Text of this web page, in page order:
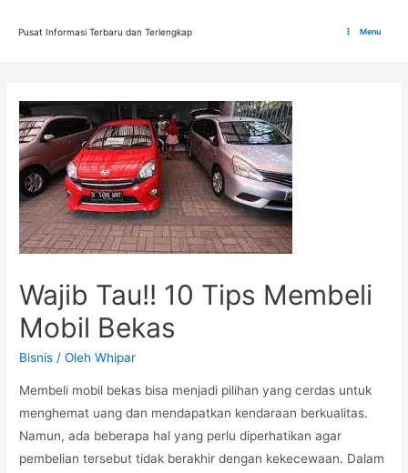
Pusat Informasi Terbaru dan Terlengkap Menu
Wajib Tau!! 10 Tips Membeli
Mobil Bekas
Bisnis / OlehWhipar
Membeli mobil bekas bisa menjadi pilihan yang cerdas untuk
menghemat uang dan mendapatkan kendaraan berkualitas.
Namun, ada beberapa hal yang perlu diperhatikan agar
pembelian tersebut tidak berakhir dengan kekecewaan. Dalam